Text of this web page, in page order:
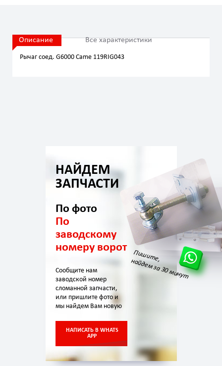
НАЙДЕМ
ЗАПЧАСТИ
По фото
По
заводскому
номеру ворот
Сообщите нам
заводской номер
сломанной запчасти,
или пришлите фото и
мы найдем Вам новую
НАПИСАТЬ В WHATS
APP
Пишите,
найдем за 30 минут
Описание Все характеристики
Рычаг соед. G6000 Came 119RIG043